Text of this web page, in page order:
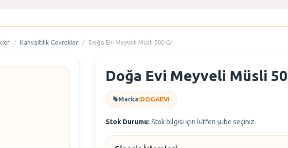
Kahvaltılık Gevrekler Doğa Evi Meyveli Müsli 500 Gr
Doğa Evi Meyveli Müsli
Marka:DOGAEVI
Stok Durumu: Stok bilgisi için lütfen şube seçiniz.